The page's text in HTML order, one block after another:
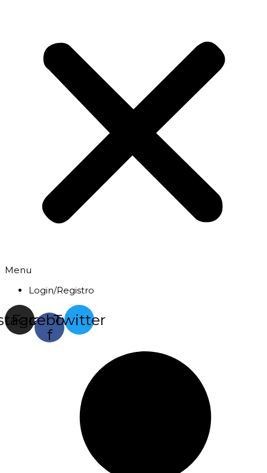
Menu
Login/Registro
Facebook-
f
Twitter